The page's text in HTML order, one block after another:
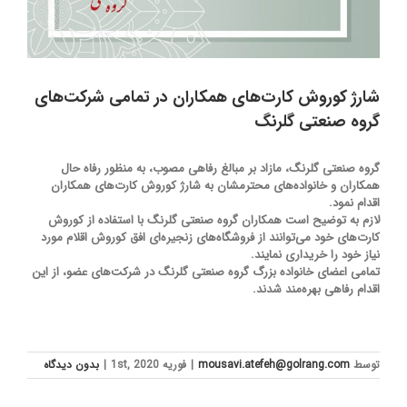
شارژ کوروش کارت‌های همکاران در تمامی شرکت‌های
گروه صنعتی گلرنگ
گروه صنعتی گلرنگ، مازاد بر مبالغ رفاهی مصوب، به منظور رفاه حال
همکاران و خانواده‌های محترمشان به شارژ کوروش کارت‌های همکاران
اقدام نمود.
لازم به توضیح است همکاران گروه صنعتی گلرنگ با استفاده از کوروش
کارت‌های خود می‌توانند از فروشگاه‌های زنجیره‌ای افق کوروش اقلام مورد
نیاز خود را خریداری نمایند.
تمامی اعضای خانواده بزرگ گروه صنعتی گلرنگ در شرکت‌های عضو، از این
اقدام رفاهی بهره‌مند شدند.
توسط mousavi.atefeh@golrang.com
| فوریه 1st, 2020 | بدون ديدگاه